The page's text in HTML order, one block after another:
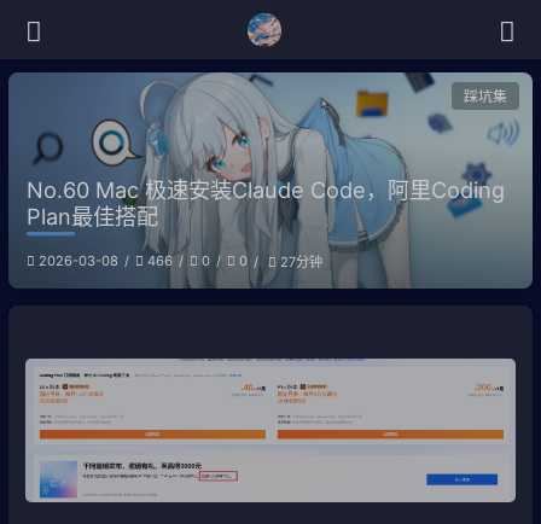
踩坑集
No.60 Mac 极速安装Claude Code，阿里Coding
Plan最佳搭配
2026-03-08 466 0 0 27分钟